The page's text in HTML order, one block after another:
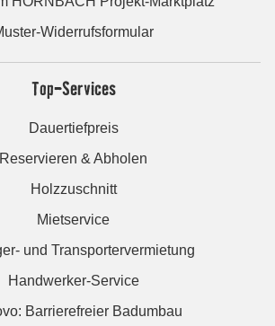
Widerrufsformular
Top-Services
Dauertiefpreis
Reservieren & Abholen
Holzzuschnitt
Mietservice
und Transportervermietung
Handwerker-Service
Barrierefreier Badumbau